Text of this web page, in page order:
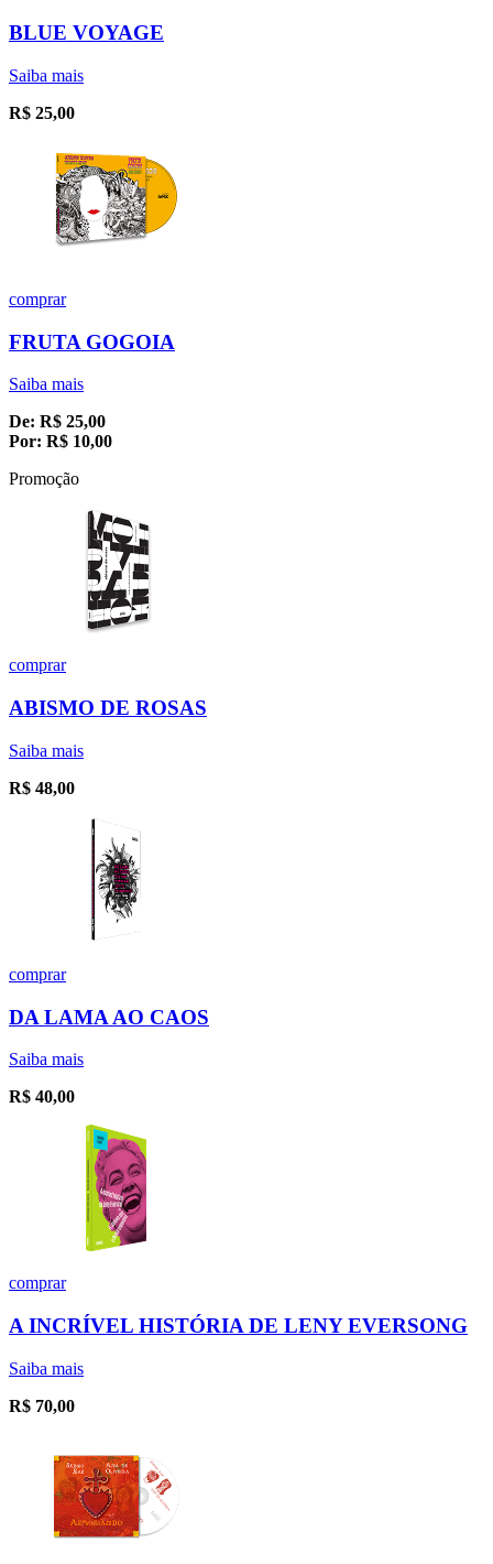
BLUE VOYAGE
Saiba mais
R$ 25,00
comprar
FRUTA GOGOIA
Saiba mais
De: R$ 25,00
Por: R$ 10,00
Promoção
comprar
ABISMO DE ROSAS
Saiba mais
R$ 48,00
comprar
DA LAMA AO CAOS
Saiba mais
R$ 40,00
comprar
A INCRÍVEL HISTÓRIA DE LENY EVERSONG
Saiba mais
R$ 70,00